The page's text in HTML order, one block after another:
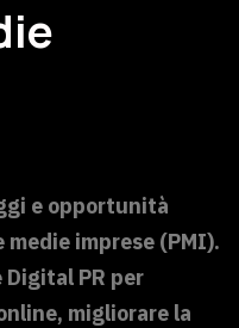
e opportunità
imprese (PMI).
PR per
migliorare la